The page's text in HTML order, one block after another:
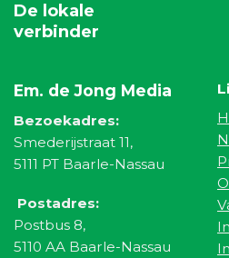
De lokale
verbinder
Em. de Jong Media
Bezoekadres:
Smederijstraat 11,
5111 PT Baarle-Nassau
Postadres:
Postbus 8,
5110 AA Baarle-Nassau